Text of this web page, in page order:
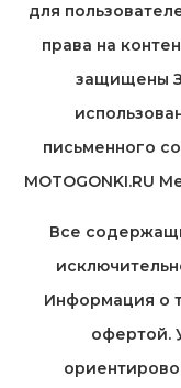
для
права на
защищены
письменного
MOTOGONKI.RU
Все
Информация о
офертой.